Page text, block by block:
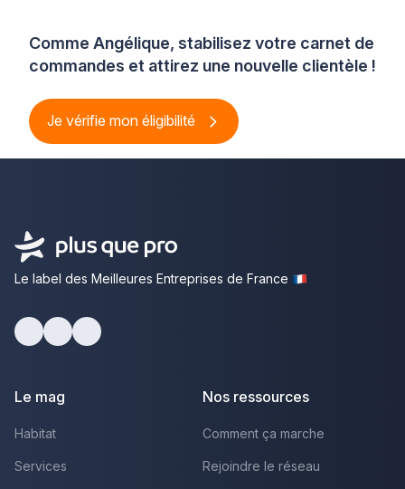
Comme Angélique, stabilisez votre carnet de
commandes et attirez une nouvelle clientèle !
Je vérifie mon éligibilité
Le label des Meilleures Entreprises de France
Le mag
Habitat
Services
Nos ressources
Comment ça marche
Rejoindre le réseau